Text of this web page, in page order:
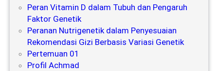
Peran Vitamin D dalam Tubuh dan Pengaruh
Faktor Genetik
Peranan Nutrigenetik dalam Penyesuaian
Rekomendasi Gizi Berbasis Variasi Genetik
Pertemuan 01
Profil Achmad